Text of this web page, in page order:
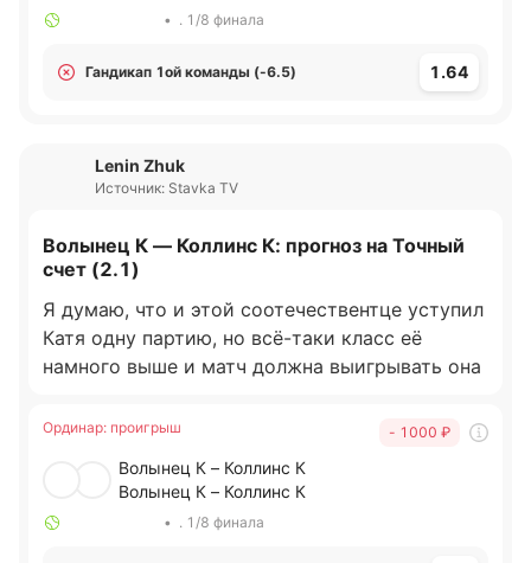
• . 1/8 финала
Гандикап 1ой команды (-6.5) 1.64
Lenin Zhuk
Источник: Stavka TV
Волынец К — Коллинс К: прогноз на Точный
счет (2.1)
Я думаю, что и этой соотечествентце уступил
Катя одну партию, но всё-таки класс её
намного выше и матч должна выигрывать она
Ординар: проигрыш - 1000 ₽
Волынец К – Коллинс К
Волынец К – Коллинс К
• . 1/8 финала